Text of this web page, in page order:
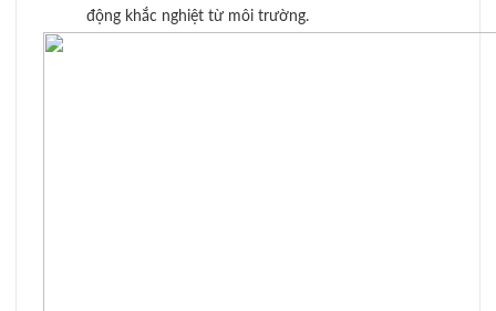
động khắc nghiệt từ môi trường.